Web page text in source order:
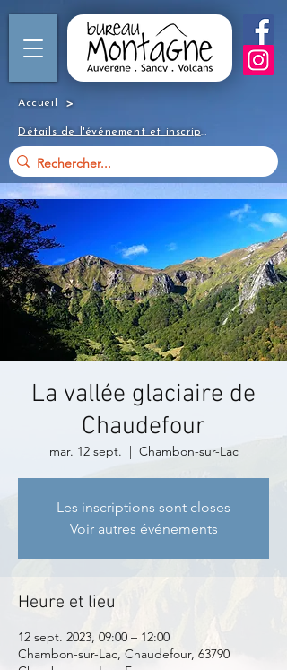
Accueil >
Détails de l'événement et inscription
La vallée glaciaire de
Chaudefour
mar. 12 sept.
  |
Chambon-sur-Lac
Les inscriptions sont closes
Voir autres événements
Heure et lieu
12 sept. 2023, 09:00 – 12:00
Chambon-sur-Lac, Chaudefour, 63790